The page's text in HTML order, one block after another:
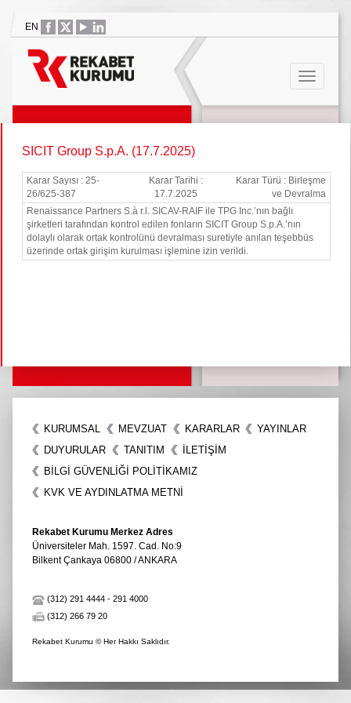
EN
SICIT Group S.p.A. (17.7.2025)
Karar Sayısı : 25-
26/625-387
Karar Tarihi :
17.7.2025
Karar Türü : Birleşme
ve Devralma
Renaissance Partners S.à r.l. SICAV-RAIF ile TPG Inc.’nın bağlı
şirketleri tarafından kontrol edilen fonların SICIT Group S.p.A.’nın
dolaylı olarak ortak kontrolünü devralması suretiyle anılan teşebbüs
üzerinde ortak girişim kurulması işlemine izin verildi.
KURUMSAL MEVZUAT KARARLAR
YAYINLAR
DUYURULAR
TANITIM
İLETIŞIM
BİLGİ GÜVENLİĞİ POLİTİKAMIZ
KVK VE AYDINLATMA METNİ
Rekabet Kurumu Merkez Adres
Üniversiteler Mah. 1597. Cad. No:9
Bilkent Çankaya 06800 / ANKARA
(312) 291 4444 - 291 4000
(312) 266 79 20
Rekabet Kurumu © Her Hakkı Saklıdır.